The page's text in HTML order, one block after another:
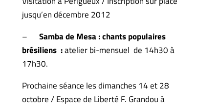
jusqu’en décembre 2012
– Samba de Mesa :chants populaires
brésiliens :atelier bi-mensuel de 14h30 à
17h30.
Prochaine séance les dimanches 14 et 28
octobre / Espace de Liberté F. Grandou à